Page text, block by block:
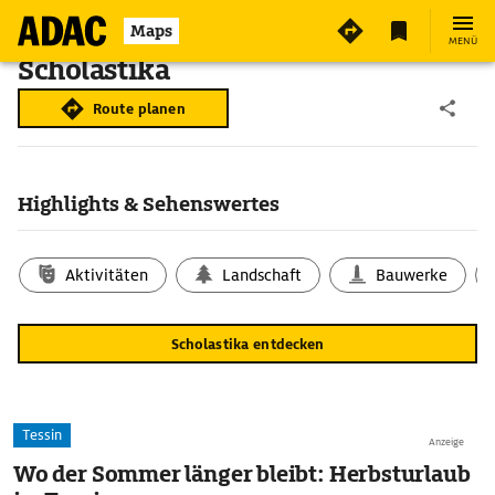
Maps MENÜ
Scholastika
Route planen
Highlights & Sehenswertes
Aktivitäten Landschaft Bauwerke
Scholastika entdecken
Anzeige
Tessin
Wo der Sommer länger bleibt: Herbsturlaub